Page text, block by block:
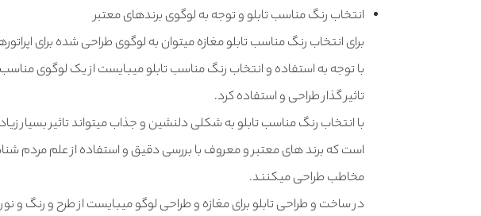
انتخاب رنگ مناسب تابلو و توجه به لوگوی برندهای معتبر
برای انتخاب رنگ مناسب تابلو مغازه میتوان به لوگوی طراحی شده برای
با توجه به استفاده و انتخاب رنگ مناسب تابلو میبایست از یک لوگوی
تاثیر گذار طراحی و استفاده کرد.
با انتخاب رنگ مناسب تابلو به شکلی دلنشین و جذاب میتواند تاثیر بسیار
است که برند های معتبر و معروف با بررسی دقیق و استفاده از علم مردم
مخاطب طراحی میکنند.
در ساخت و طراحی تابلو برای مغازه و طراحی لوگو میبایست از طرح و رنگ و